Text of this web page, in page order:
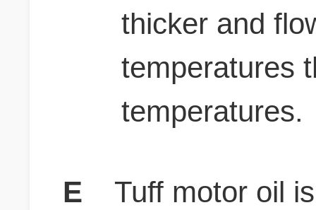
thicker and
temperatures
temperatures.
E
Tuff motor oil